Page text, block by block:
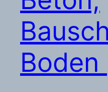
Boden